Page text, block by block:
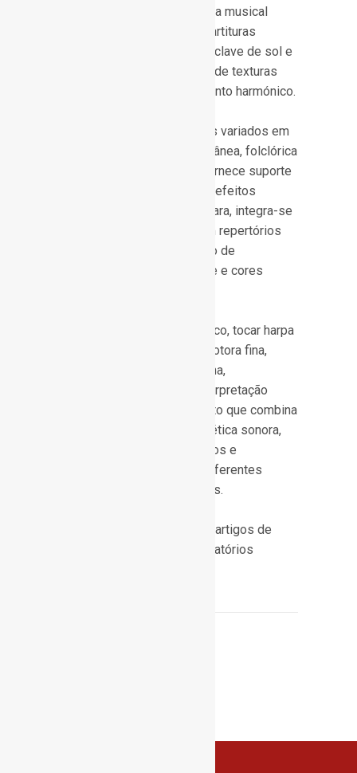
afinação das cordas. A leitura musical
envolve compreensão de partituras
complexas, podendo incluir clave de sol e
fá, bem como interpretação de texturas
polifónicas e acompanhamento harmónico.
A harpa desempenha papéis variados em
música clássica, contemporânea, folclórica
e popular. Em orquestras, fornece suporte
harmónico, brilho tímbrico e efeitos
etéreos; em música de câmara, integra-se
em texturas delicadas; e em repertórios
solistas, permite exploração de
virtuosismo, expressividade e cores
Do ponto de vista pedagógico, tocar harpa
desenvolve coordenação motora fina,
percepção auditiva, disciplina,
sensibilidade musical e interpretação
expressiva. É um instrumento que combina
técnica, musicalidade e estética sonora,
formando músicos completos e
preparados para atuar em diferentes
estilos e contextos musicais.
Wikipedia – Harpa; artigos de
pedagogia musical; conservatórios